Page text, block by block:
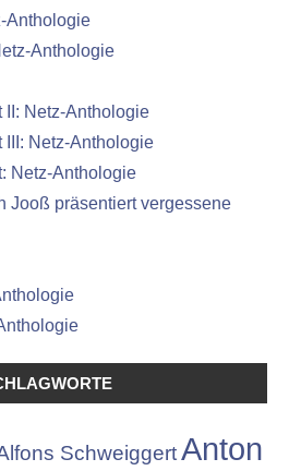
Anthologie
Anthologie
Netz-Anthologie
Netz-Anthologie
Netz-Anthologie
Jooß präsentiert vergessene
SchweiggertAnton